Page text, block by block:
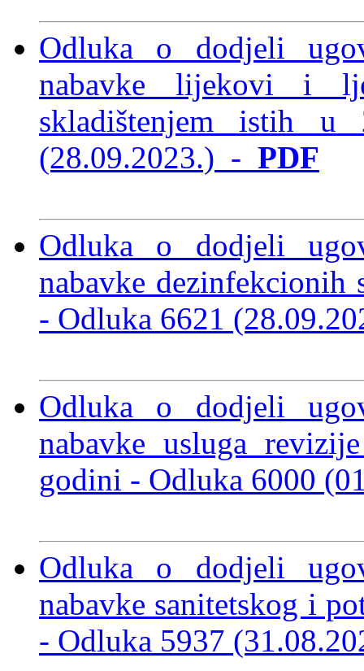
Odluka o dodjeli
nabavke lijekovi i
skladištenjem istih u
(28.09.2023.) - PDF
Odluka o dodjeli
nabavke
- Odluka 6621
Odluka o dodjeli
nabavke usluga
godini - Odluka 6000
Odluka o dodjeli
nabavke sanitetskog i
- Odluka 5937